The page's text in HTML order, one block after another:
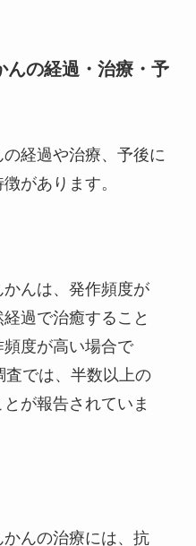
んの経過・治療・予
経過や治療、予後に
があります。
んは、発作頻度が
過で治癒すること
度が高い場合で
査では、半数以上の
が報告されていま
んの治療には、抗